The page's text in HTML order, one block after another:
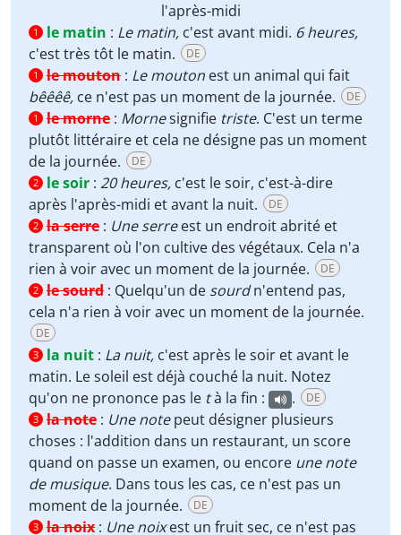
l'après-midi
1 le matin : Le matin, c'est avant midi. 6 heures,
c'est très tôt le matin.
DE
1 le mouton : Le mouton est un animal qui fait
bêêêê, ce n'est pas un moment de la journée. DE
1 le morne : Mornesignifie triste. C'est un terme
plutôt littéraire et cela ne désigne pas un moment
de la journée.
DE
2 le soir : 20 heures, c'est le soir, c'est-à-dire
après l'après-midi et avant la nuit.
DE
2 la serre : Une serreest un endroit abrité et
transparent où l'on cultive des végétaux. Cela n'a
rien à voir avec un moment de la journée.
DE
2 le sourd : Quelqu'un de sourdn'entend pas,
cela n'a rien à voir avec un moment de la journée.
DE
3 la nuit : La nuit, c'est après le soir et avant le
matin. Le soleil est déjà couché la nuit. Notez
qu'on ne prononce pas le tà la fin : . DE
3 la note : Une notepeut désigner plusieurs
choses : l'addition dans un restaurant, un score
quand on passe un examen, ou encore une note
de musique. Dans tous les cas, ce n'est pas un
moment de la journée.
DE
3 la noix : Une noixest un fruit sec, ce n'est pas